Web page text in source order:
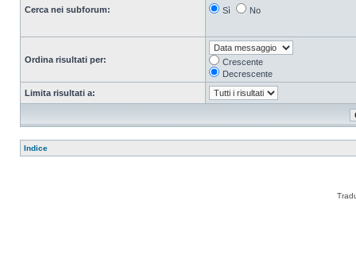
Cerca nei subforum: Sì No
Ordina risultati per:
Crescente
Decrescente
Limita risultati a:
Indice